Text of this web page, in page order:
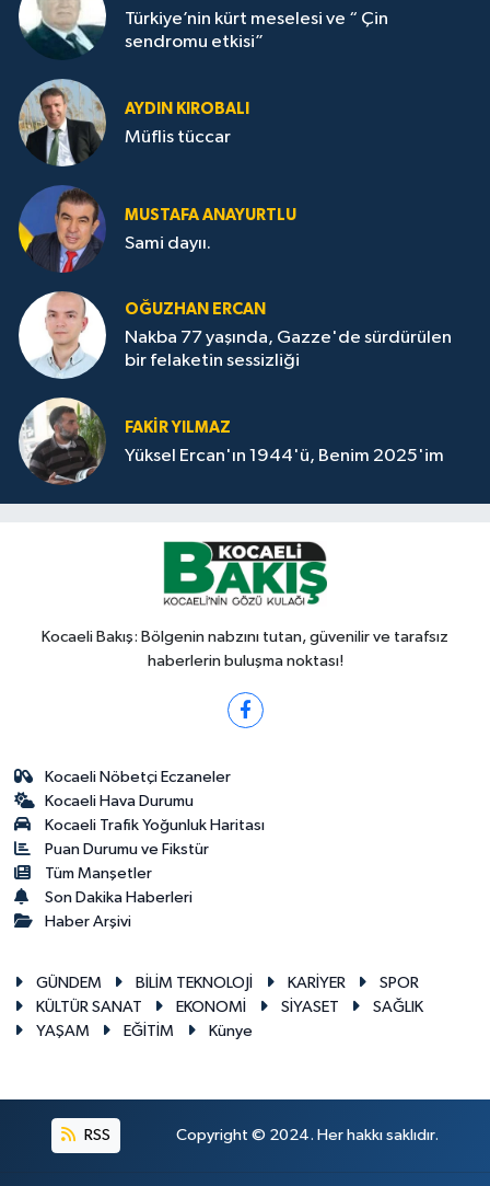
Türkiye’nin kürt meselesi ve “ Çin
sendromu etkisi”
AYDIN KIROBALI
Müflis tüccar
MUSTAFA ANAYURTLU
Sami dayıı.
OĞUZHAN ERCAN
Nakba 77 yaşında, Gazze'de sürdürülen
bir felaketin sessizliği
FAKİR YILMAZ
Yüksel Ercan'ın 1944'ü, Benim 2025'im
Kocaeli Bakış: Bölgenin nabzını tutan, güvenilir ve tarafsız
haberlerin buluşma noktası!
Kocaeli Nöbetçi Eczaneler
Kocaeli Hava Durumu
Kocaeli Trafik Yoğunluk Haritası
Puan Durumu ve Fikstür
Tüm Manşetler
Son Dakika Haberleri
Haber Arşivi
GÜNDEM BİLİM TEKNOLOJİ KARİYER
SPOR
KÜLTÜR SANAT
EKONOMİ SİYASET
SAĞLIK
YAŞAM
EĞİTİM Künye
RSS Copyright © 2024. Her hakkı saklıdır.